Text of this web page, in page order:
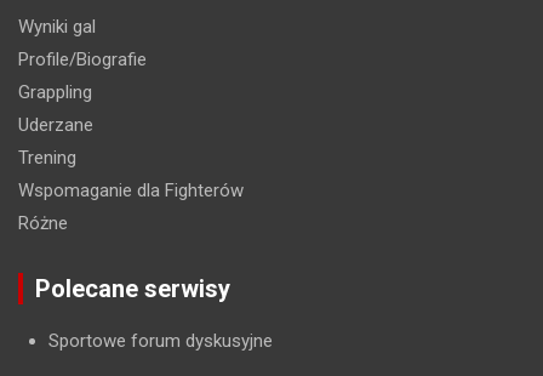
Wyniki gal
Profile/Biografie
Grappling
Uderzane
Trening
Wspomaganie dla Fighterów
Różne
Polecane serwisy
Sportowe forum dyskusyjne